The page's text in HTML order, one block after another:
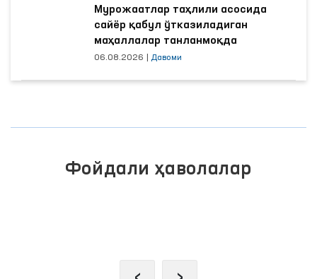
Мурожаатлар таҳлили асосида
сайёр қабул ўтказиладиган
маҳаллалар танланмоқда
06.08.2026 Давоми
Фойдали ҳаволалар